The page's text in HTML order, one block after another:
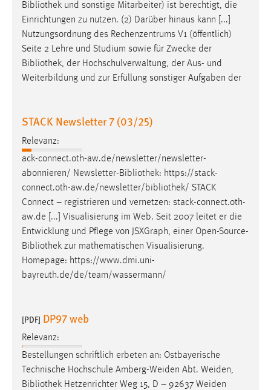
Bibliothek und sonstige Mitarbeiter) ist berechtigt, die
Einrichtungen zu nutzen. (2) Darüber hinaus kann [...]
Nutzungsordnung des Rechenzentrums V1 (öffentlich)
Seite 2 Lehre und Studium sowie für Zwecke der
Bibliothek, der Hochschulverwaltung, der Aus- und
Weiterbildung und zur Erfüllung sonstiger Aufgaben der
STACK Newsletter 7 (03/25)
Relevanz:
ack-connect.oth-aw.de/newsletter/newsletter-
abonnieren/ Newsletter-Bibliothek: https://stack-
connect.oth-aw.de/newsletter/bibliothek/ STACK
Connect – registrieren und vernetzen: stack-connect.oth-
aw.de [...] Visualisierung im Web. Seit 2007 leitet er die
Entwicklung und Pflege von JSXGraph, einer Open-Source-
Bibliothek zur mathematischen Visualisierung.
Homepage: https://www.dmi.uni-
bayreuth.de/de/team/wassermann/
[PDF] DP97 web
Relevanz:
Bestellungen schriftlich erbeten an: Ostbayerische
Technische Hochschule Amberg-Weiden Abt. Weiden,
Bibliothek Hetzenrichter Weg 15, D – 92637 Weiden